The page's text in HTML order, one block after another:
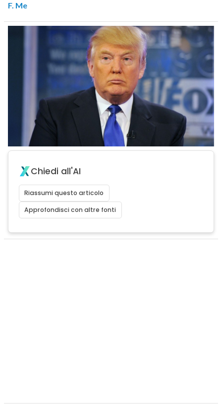
F. Me
Chiedi all'AI
Riassumi questo articolo
Approfondisci con altre fonti